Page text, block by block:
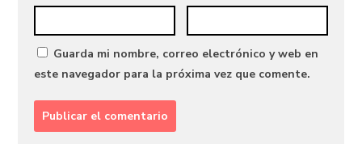
Guarda mi nombre, correo electrónico y web en
este navegador para la próxima vez que comente.